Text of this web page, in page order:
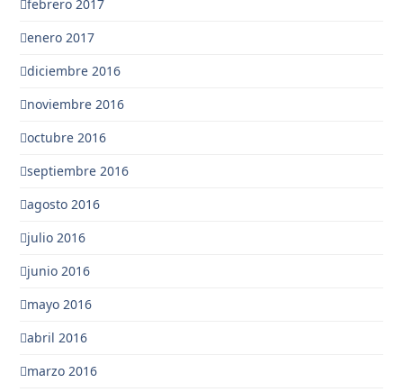
febrero 2017
enero 2017
diciembre 2016
noviembre 2016
octubre 2016
septiembre 2016
agosto 2016
julio 2016
junio 2016
mayo 2016
abril 2016
marzo 2016